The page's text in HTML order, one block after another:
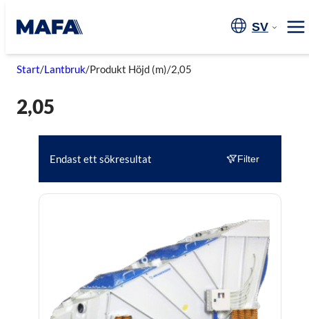
till
innehåll
SV
Start/Lantbruk/Produkt Höjd (m)/2,05
2,05
Endast ett sökresultat Filter